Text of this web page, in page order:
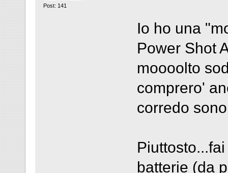
Post: 141
Io ho una
Power Shot
moooolto
comprero'
corredo
batterie (da